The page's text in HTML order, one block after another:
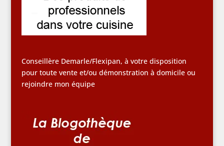
Conseillère Demarle/Flexipan, à votre disposition
pour toute vente et/ou démonstration à domicile ou
rejoindre mon équipe